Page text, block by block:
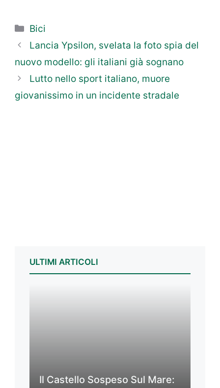
Categorie
Bici
Lancia Ypsilon, svelata la foto spia del
nuovo modello: gli italiani già sognano
Lutto nello sport italiano, muore
giovanissimo in un incidente stradale
ULTIMI ARTICOLI
Il Castello Sospeso Sul Mare: